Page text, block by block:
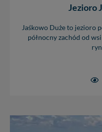
Jezioro
Jaśkowo Duże to jezioro
północny zachód od